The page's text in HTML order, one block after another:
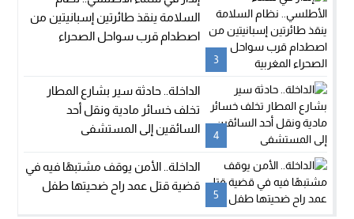
3
السلامة ينقذ طائرتين إسبانيتين من
اصطدام قرب سواحل الصحراء
4
الداخلة.. حادثة سير بشارع المطار
تخلف خسائر مادية ونقل أحد
السائقين إلى المستشفى
5
الداخلة.. الأمن يوقف مشتبهًا فيه في
قضية قتل عمد راح ضحيتها طفل